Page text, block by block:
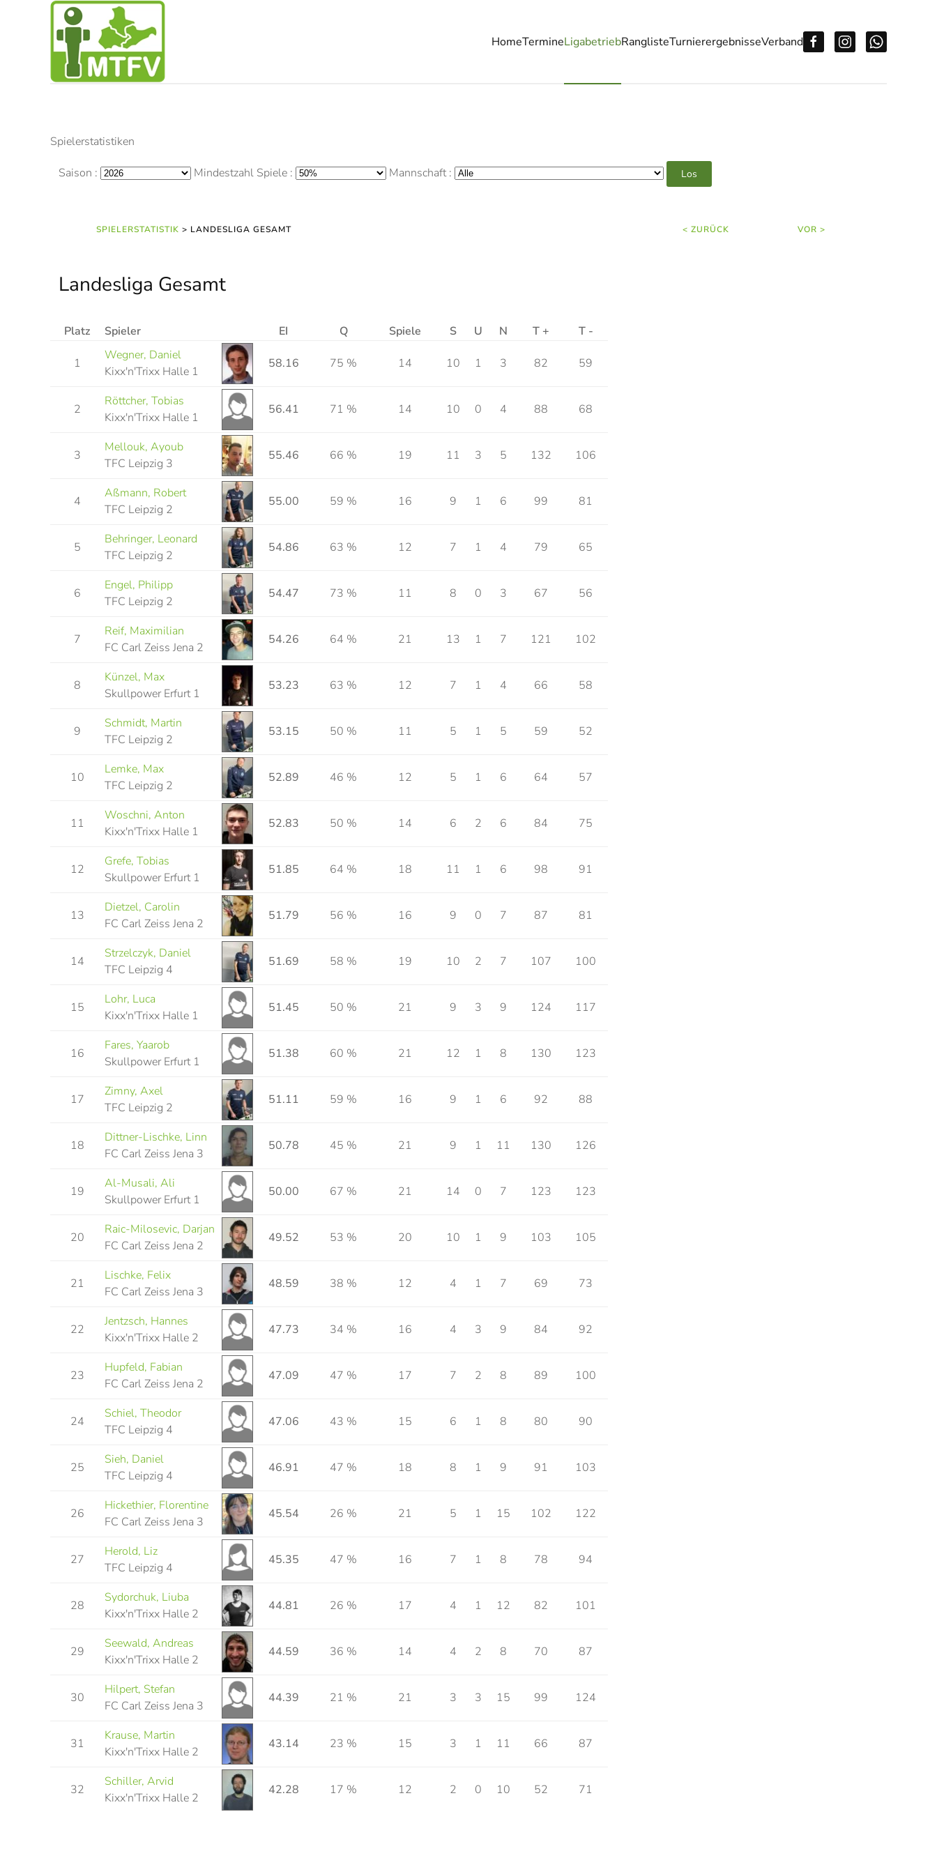
Zum Hauptinhalt springen HomeTermineLigabetriebRanglisteTurnierergebnisseVerband
Spielerstatistiken
Saison : Mindestzahl Spiele : Mannschaft :
SPIELERSTATISTIK > LANDESLIGA GESAMT < ZURÜCK VOR >
Landesliga Gesamt
Platz Spieler EI Q Spiele S U N T + T -
1
Wegner, Daniel
Kixx'n'Trixx Halle 1
58.16 75 % 14 10 1 3 82 59
2
Röttcher, Tobias
Kixx'n'Trixx Halle 1
56.41 71 % 14 10 0 4 88 68
3
Mellouk, Ayoub
TFC Leipzig 3
55.46 66 % 19 11 3 5 132 106
4
Aßmann, Robert
TFC Leipzig 2
55.00 59 % 16 9 1 6 99 81
5
Behringer, Leonard
TFC Leipzig 2
54.86 63 % 12 7 1 4 79 65
6
Engel, Philipp
TFC Leipzig 2
54.47 73 % 11 8 0 3 67 56
7
Reif, Maximilian
FC Carl Zeiss Jena 2
54.26 64 % 21 13 1 7 121 102
8
Künzel, Max
Skullpower Erfurt 1
53.23 63 % 12 7 1 4 66 58
9
Schmidt, Martin
TFC Leipzig 2
53.15 50 % 11 5 1 5 59 52
10
Lemke, Max
TFC Leipzig 2
52.89 46 % 12 5 1 6 64 57
11
Woschni, Anton
Kixx'n'Trixx Halle 1
52.83 50 % 14 6 2 6 84 75
12
Grefe, Tobias
Skullpower Erfurt 1
51.85 64 % 18 11 1 6 98 91
13
Dietzel, Carolin
FC Carl Zeiss Jena 2
51.79 56 % 16 9 0 7 87 81
14
Strzelczyk, Daniel
TFC Leipzig 4
51.69 58 % 19 10 2 7 107 100
15
Lohr, Luca
Kixx'n'Trixx Halle 1
51.45 50 % 21 9 3 9 124 117
16
Fares, Yaarob
Skullpower Erfurt 1
51.38 60 % 21 12 1 8 130 123
17
Zimny, Axel
TFC Leipzig 2
51.11 59 % 16 9 1 6 92 88
18
Dittner-Lischke, Linn
FC Carl Zeiss Jena 3
50.78 45 % 21 9 1 11 130 126
19
Al-Musali, Ali
Skullpower Erfurt 1
50.00 67 % 21 14 0 7 123 123
20
Raic-Milosevic, Darjan
FC Carl Zeiss Jena 2
49.52 53 % 20 10 1 9 103 105
21
Lischke, Felix
FC Carl Zeiss Jena 3
48.59 38 % 12 4 1 7 69 73
22
Jentzsch, Hannes
Kixx'n'Trixx Halle 2
47.73 34 % 16 4 3 9 84 92
23
Hupfeld, Fabian
FC Carl Zeiss Jena 2
47.09 47 % 17 7 2 8 89 100
24
Schiel, Theodor
TFC Leipzig 4
47.06 43 % 15 6 1 8 80 90
25
Sieh, Daniel
TFC Leipzig 4
46.91 47 % 18 8 1 9 91 103
26
Hickethier, Florentine
FC Carl Zeiss Jena 3
45.54 26 % 21 5 1 15 102 122
27
Herold, Liz
TFC Leipzig 4
45.35 47 % 16 7 1 8 78 94
28
Sydorchuk, Liuba
Kixx'n'Trixx Halle 2
44.81 26 % 17 4 1 12 82 101
29
Seewald, Andreas
Kixx'n'Trixx Halle 2
44.59 36 % 14 4 2 8 70 87
30
Hilpert, Stefan
FC Carl Zeiss Jena 3
44.39 21 % 21 3 3 15 99 124
31
Krause, Martin
Kixx'n'Trixx Halle 2
43.14 23 % 15 3 1 11 66 87
32
Schiller, Arvid
Kixx'n'Trixx Halle 2
42.28 17 % 12 2 0 10 52 71